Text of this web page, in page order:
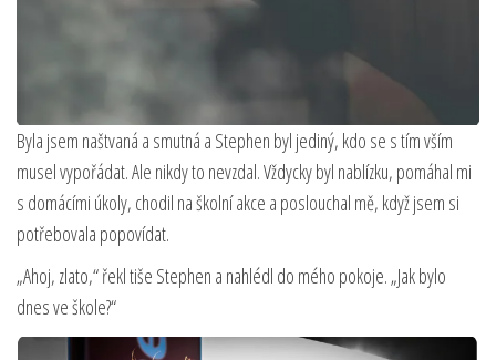
Byla jsem naštvaná a smutná a Stephen byl jediný, kdo se s tím vším
musel vypořádat. Ale nikdy to nevzdal. Vždycky byl nablízku, pomáhal mi
s domácími úkoly, chodil na školní akce a poslouchal mě, když jsem si
potřebovala popovídat.
„Ahoj, zlato,“ řekl tiše Stephen a nahlédl do mého pokoje. „Jak bylo
dnes ve škole?“